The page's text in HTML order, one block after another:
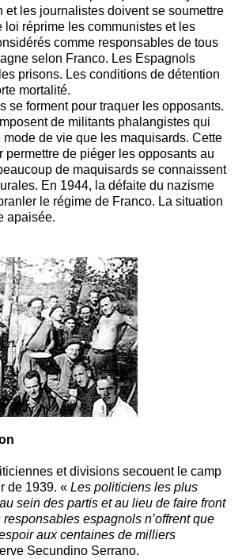
et les journalistes doivent se soumettre
loi réprime les communistes et les
comme responsables de tous
selon Franco. Les Espagnols
prisons. Les conditions de détention
mortalité.
se forment pour traquer les opposants.
de militants phalangistes qui
de vie que les maquisards. Cette
permettre de piéger les opposants au
de maquisards se connaissent
En 1944, la défaite du nazisme
le régime de Franco. La situation
apaisée.
et divisions secouent le camp
de 1939. « Les politiciens les plus
sein des partis et au lieu de faire front
espagnols n’offrent que
aux centaines de milliers
Secundino Serrano.